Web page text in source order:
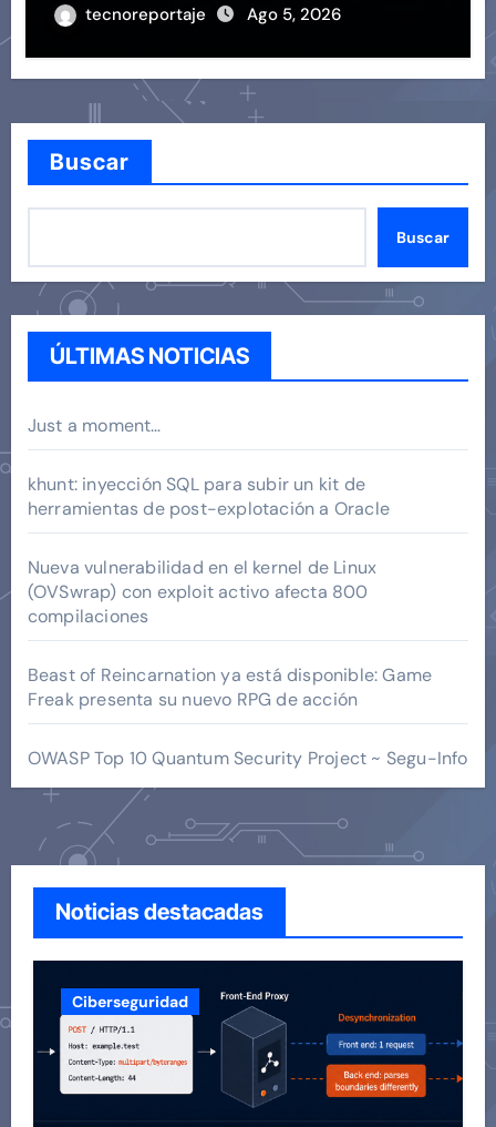
tecnoreportaje Ago 5, 2026
Buscar
Buscar
ÚLTIMAS NOTICIAS
Just a moment…
khunt: inyección SQL para subir un kit de
herramientas de post-explotación a Oracle
Nueva vulnerabilidad en el kernel de Linux
(OVSwrap) con exploit activo afecta 800
compilaciones
Beast of Reincarnation ya está disponible: Game
Freak presenta su nuevo RPG de acción
OWASP Top 10 Quantum Security Project ~ Segu-Info
Noticias destacadas
Ciberseguridad